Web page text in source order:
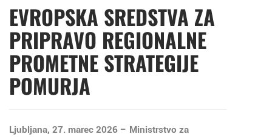
EVROPSKA SREDSTVA ZA
PRIPRAVO REGIONALNE
PROMETNE STRATEGIJE
POMURJA
Ljubljana, 27. marec 2026 – Ministrstvo za